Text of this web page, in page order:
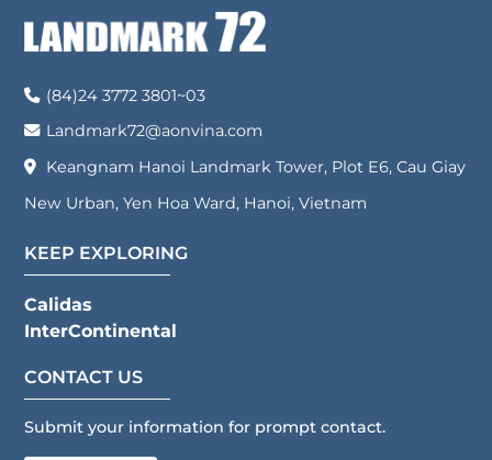
[…]
Phường Yên Hòa, Thành Phố Hà
Nội. Điện thoại:
02437723801
(84)24 3772 3801~03
Landmark72@aonvina.com
Keangnam Hanoi Landmark Tower, Plot E6, Cau Giay
New Urban, Yen Hoa Ward, Hanoi, Vietnam
KEEP EXPLORING
Calidas
InterContinental
CONTACT US
Submit your information for prompt contact.